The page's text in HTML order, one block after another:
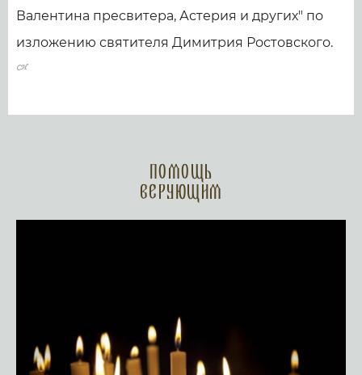
Валентина пресвитера, Астерия и других" по
изложению святителя Димитрия Ростовского.
Помощь
верующим